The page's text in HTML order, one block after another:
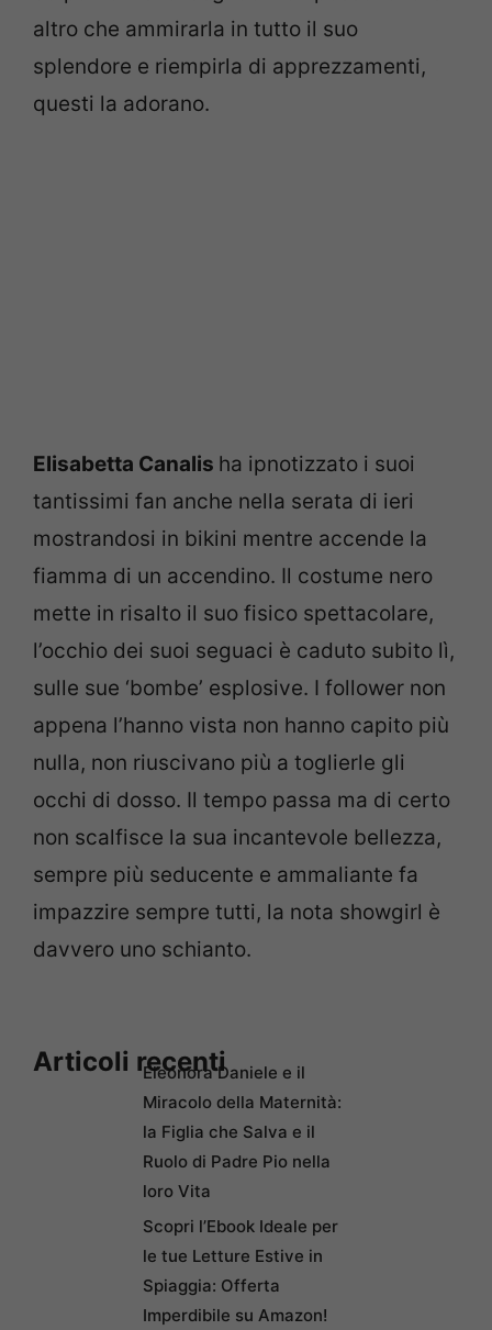
altro che ammirarla in tutto il suo
splendore e riempirla di apprezzamenti,
questi la adorano.
Elisabetta Canalis ha ipnotizzato i suoi
tantissimi fan anche nella serata di ieri
mostrandosi in bikini mentre accende la
fiamma di un accendino. Il costume nero
mette in risalto il suo fisico spettacolare,
l’occhio dei suoi seguaci è caduto subito lì,
sulle sue ‘bombe’ esplosive. I follower non
appena l’hanno vista non hanno capito più
nulla, non riuscivano più a toglierle gli
occhi di dosso. Il tempo passa ma di certo
non scalfisce la sua incantevole bellezza,
sempre più seducente e ammaliante fa
impazzire sempre tutti, la nota showgirl è
davvero uno schianto.
Articoli recentiEleonora Daniele e il
Miracolo della Maternità:
la Figlia che Salva e il
Ruolo di Padre Pio nella
loro Vita
Scopri l’Ebook Ideale per
le tue Letture Estive in
Spiaggia: Offerta
Imperdibile su Amazon!